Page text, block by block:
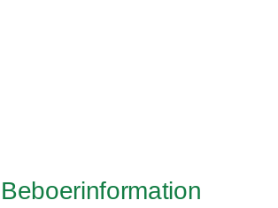
Beboerinformation